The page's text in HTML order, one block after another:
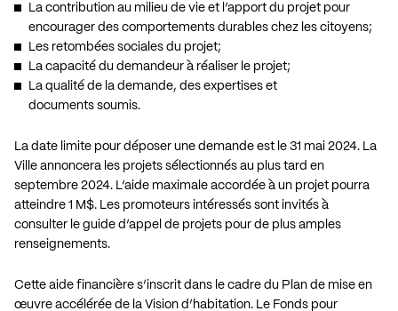
La contribution au milieu de vie et l’apport du projet pour
encourager des comportements durables chez les citoyens;
Les retombées sociales du projet;
La capacité du demandeur à réaliser le projet;
La qualité de la demande, des expertises et
documents soumis.
La date limite pour déposer une demande est le 31 mai 2024. La
Ville annoncera les projets sélectionnés au plus tard en
septembre 2024. L’aide maximale accordée à un projet pourra
atteindre 1 M$. Les promoteurs intéressés sont invités à
consulter le guide d’appel de projets pour de plus amples
renseignements.
Cette aide financière s’inscrit dans le cadre du Plan de mise en
œuvre accélérée de la Vision d’habitation. Le Fonds pour